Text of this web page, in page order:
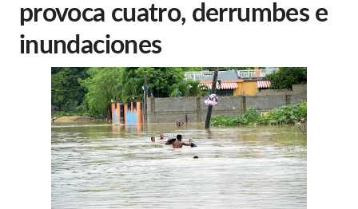
provoca cuatro, derrumbes e
inundaciones